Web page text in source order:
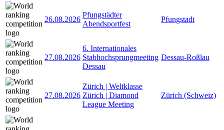
26.08.2026
Pfungstädter
Abendsportfest
Pfungstadt
27.08.2026
6. Internationales
Stabhochsprungmeeting
Dessau
Dessau-Roßlau
27.08.2026
Zürich | Weltklasse
Zürich | Diamond
League Meeting
Zürich (Schweiz)